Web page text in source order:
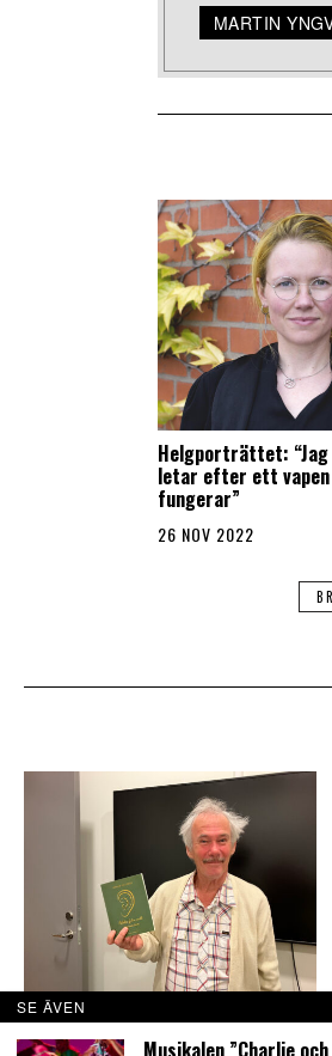
MARTIN
Helgporträttet:
letar efter ett vapen
fungerar”
26 NOV 2022
”Gud i örat” ‒ möt författaren
SE ÄVEN
Musikalen ”Charlie och